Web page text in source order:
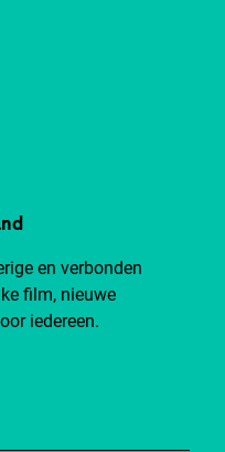
en verbonden
film, nieuwe
iedereen.